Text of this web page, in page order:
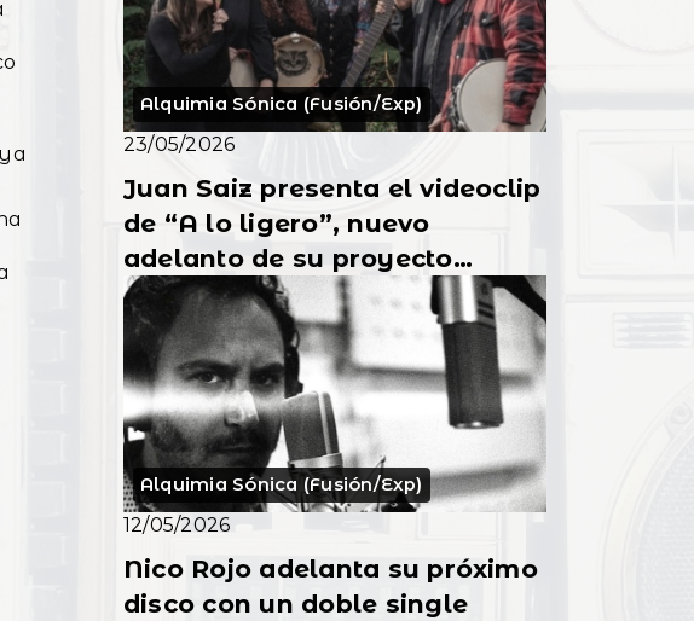
Alquimia Sónica (Fusión/Exp)
23/05/2026
Juan Saiz presenta el videoclip
de “A lo ligero”, nuevo
adelanto de su proyecto
Tañedor
Alquimia Sónica (Fusión/Exp)
12/05/2026
Nico Rojo adelanta su próximo
disco con un doble single